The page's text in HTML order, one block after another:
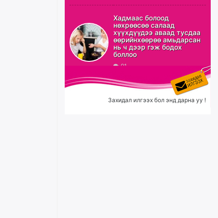
эрхлэхэд таатай нөхцөл
бүрдэнэ
уржигдар
301 цистерн вагон буулгалтад
болон замд явж байна
СУИС-ийн бүлэг хүчингийн
Хадмаас болоод
нөхрөөсөө салаад
хүүхдүүдээ аваад тусдаа
өөрийнхөөрөө амьдарсан
нь ч дээр гэж бодох
боллоо
91
Захидал илгээх бол энд дарна уу !